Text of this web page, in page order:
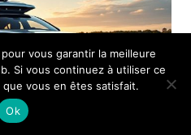
vous garantir la meilleure
Si vous continuez à utiliser ce
vous en êtes satisfait.
Ok